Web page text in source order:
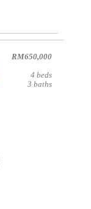
RM650,000
4 beds
3 baths